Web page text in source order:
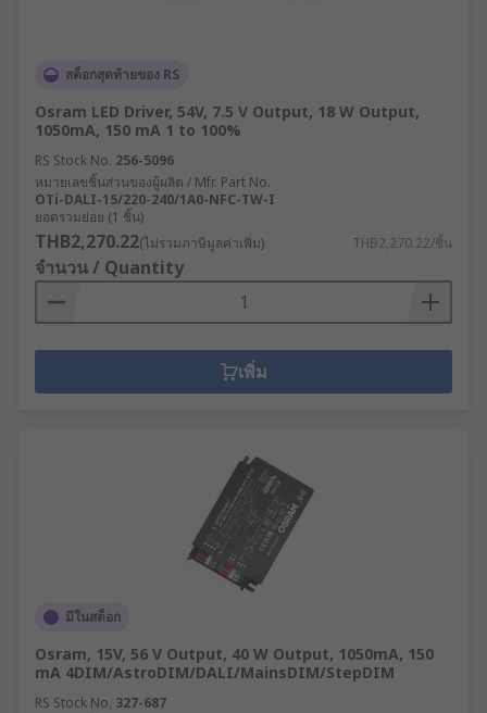
สต็อกสุดท้ายของ RS
Osram LED Driver, 54V, 7.5 V Output, 18 W Output,
1050mA, 150 mA 1 to 100%
RS Stock No. 256-5096
หมายเลขชิ้นส่วนของผู้ผลิต / Mfr. Part No.
OTi-DALI-15/220-240/1A0-NFC-TW-I
ยอดรวมย่อย (1 ชิ้น)
THB2,270.22(ไม่รวมภาษีมูลค่าเพิ่ม) THB2,270.22/ชิ้น
จำนวน / Quantity
เพิ่ม
มีในสต็อก
Osram, 15V, 56 V Output, 40 W Output, 1050mA, 150
mA 4DIM/AstroDIM/DALI/MainsDIM/StepDIM
RS Stock No. 327-687